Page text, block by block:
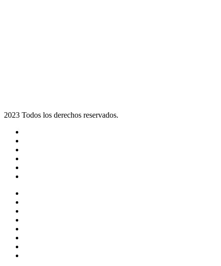
2023 Todos los derechos reservados.